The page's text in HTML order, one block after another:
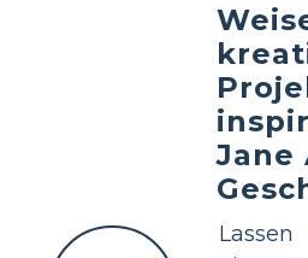
Jane